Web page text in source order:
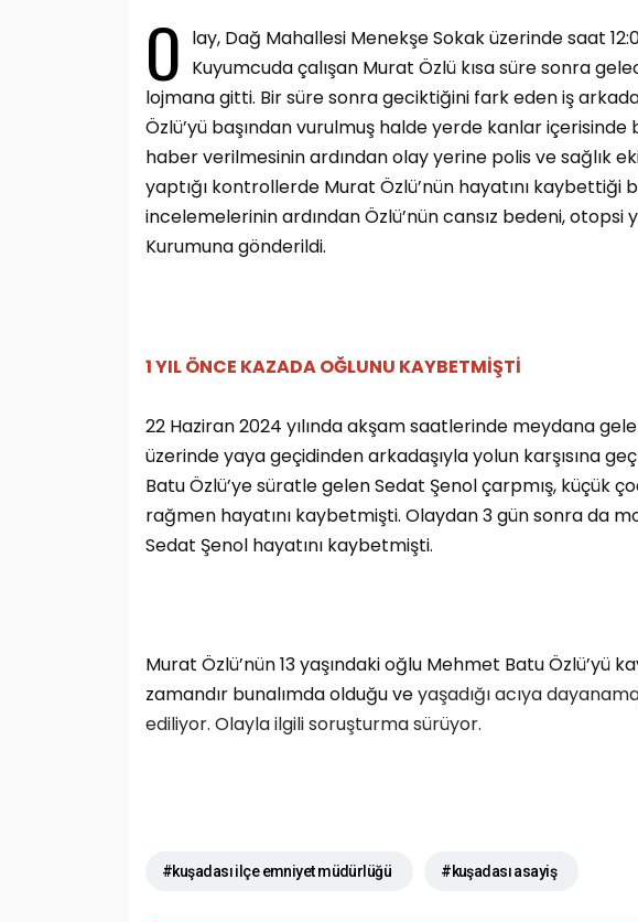
O lay, Dağ Mahallesi Menekşe Sokak üzerinde saat
Kuyumcuda çalışan Murat Özlü kısa süre sonra
lojmana gitti. Bir süre sonra geciktiğini fark eden iş
Özlü’yü başından vurulmuş halde yerde kanlar içerisinde
haber verilmesinin ardından olay yerine polis ve sağlık
yaptığı kontrollerde Murat Özlü’nün hayatını kaybettiği
incelemelerinin ardından Özlü’nün cansız bedeni, otopsi
Kurumuna gönderildi.
1 YIL ÖNCE KAZADA OĞLUNU KAYBETMİŞTİ
22 Haziran 2024 yılında akşam saatlerinde meydana
üzerinde yaya geçidinden arkadaşıyla yolun karşısına
Batu Özlü’ye süratle gelen Sedat Şenol çarpmış, küçük
rağmen hayatını kaybetmişti. Olaydan 3 gün sonra da
Sedat Şenol hayatını kaybetmişti.
Murat Özlü’nün 13 yaşındaki oğlu Mehmet Batu Özlü’yü
zamandır bunalımda olduğu veyaşadığı acıya
ediliyor. Olayla ilgili soruşturma sürüyor.
#kuşadası ilçe emniyet müdürlüğü #kuşadası asayiş